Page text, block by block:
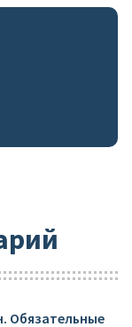
Обязательные